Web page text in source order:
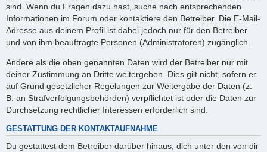
sind. Wenn du Fragen dazu hast, suche nach entsprechenden
Informationen im Forum oder kontaktiere den Betreiber. Die E-Mail-
Adresse aus deinem Profil ist dabei jedoch nur für den Betreiber
und von ihm beauftragte Personen (Administratoren) zugänglich.
Andere als die oben genannten Daten wird der Betreiber nur mit
deiner Zustimmung an Dritte weitergeben. Dies gilt nicht, sofern er
auf Grund gesetzlicher Regelungen zur Weitergabe der Daten (z.
B. an Strafverfolgungsbehörden) verpflichtet ist oder die Daten zur
Durchsetzung rechtlicher Interessen erforderlich sind.
GESTATTUNG DER KONTAKTAUFNAHME
Du gestattest dem Betreiber darüber hinaus, dich unter den von dir